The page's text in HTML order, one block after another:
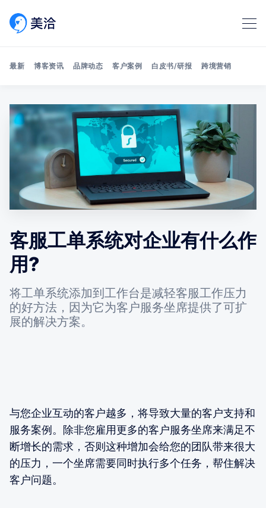
Search 美洽博客
最新 博客资讯 品牌动态 客户案例 白皮书/研报 跨境营销
客服工单系统对企业有什么作
用?
将工单系统添加到工作台是减轻客服工作压力
的好方法，因为它为客户服务坐席提供了可扩
展的解决方案。
与您企业互动的客户越多，将导致大量的客户支持和
服务案例。除非您雇用更多的客户服务坐席来满足不
断增长的需求，否则这种增加会给您的团队带来很大
的压力，一个坐席需要同时执行多个任务，帮住解决
客户问题。